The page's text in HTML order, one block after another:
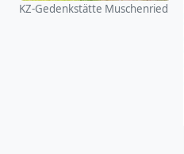
KZ-Gedenkstätte Muschenried